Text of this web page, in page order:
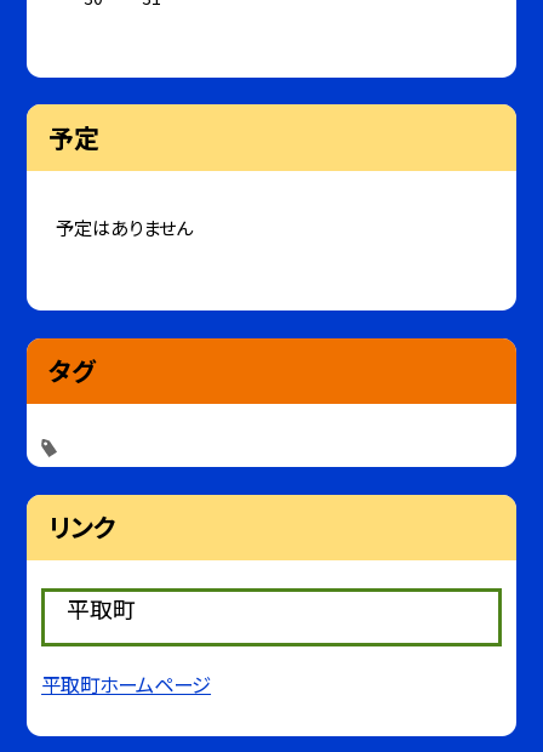
予定
予定はありません
タグ
リンク
平取町
平取町ホームページ